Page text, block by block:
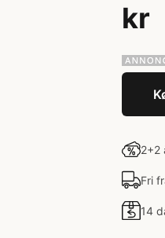
kr
2+2
Fri
14